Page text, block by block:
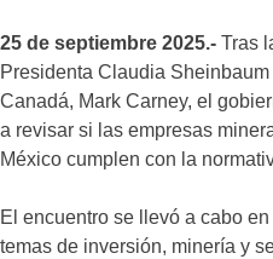
25 de septiembre 2025.- Tras
Presidenta Claudia
Canadá, Mark Carney, el
a revisar si las empresas
México cumplen con la
El encuentro se llevó a cabo
temas de inversión, minería y